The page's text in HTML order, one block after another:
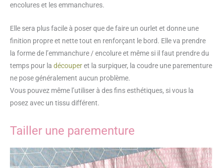
encolures et les emmanchures.
Elle sera plus facile à poser que de faire un ourlet et donne une
finition propre et nette tout en renforçant le bord. Elle va prendre
la forme de l’emmanchure / encolure et même si il faut prendre du
temps pour la découperet la surpiquer, la coudre une parementure
ne pose généralement aucun problème.
Vous pouvez même l’utiliser à des fins esthétiques, si vous la
posez avec un tissu différent.
Tailler une parementure